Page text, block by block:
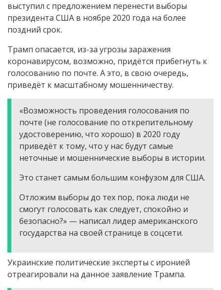
выступил с предложением перенести выборы
президента США в ноябре 2020 года на более
поздний срок.
Трамп опасается, из-за угрозы заражения
коронавирусом, возможно, придётся прибегнуть к
голосованию по почте. А это, в свою очередь,
приведёт к масштабному мошенничеству.
«Возможность проведения голосования по
почте (не голосование по открепительному
удостоверению, что хорошо) в 2020 году
приведёт к тому, что у нас будут самые
неточные и мошеннические выборы в истории.
Это станет самым большим конфузом для США.
Отложим выборы до тех пор, пока люди не
смогут голосовать как следует, спокойно и
безопасно?» — написал лидер американского
государства на своей странице в соцсети.
Украинские политические эксперты с иронией
отреагировали на данное заявление Трампа.